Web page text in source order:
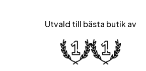
Utvald till bästa butik av